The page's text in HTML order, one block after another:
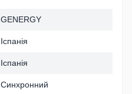
GENERGY
Іспанія
Іспанія
Синхронний